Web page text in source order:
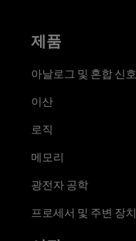
제품
아날로그 및 혼합 신호
이산
로직
메모리
광전자 공학
프로세서 및 주변 장치